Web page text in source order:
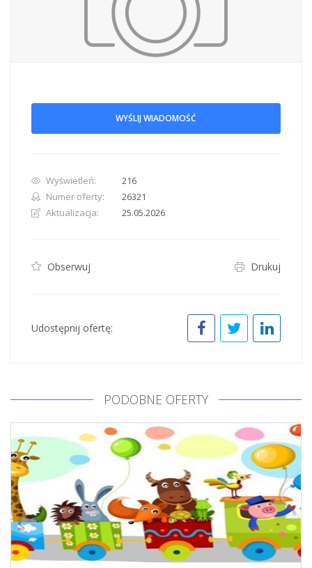
WYŚLIJ WIADOMOŚĆ
Wyświetleń:
216
Numer oferty:
26321
Aktualizacja:
25.05.2026
Obserwuj Drukuj
Udostępnij ofertę:
PODOBNE OFERTY